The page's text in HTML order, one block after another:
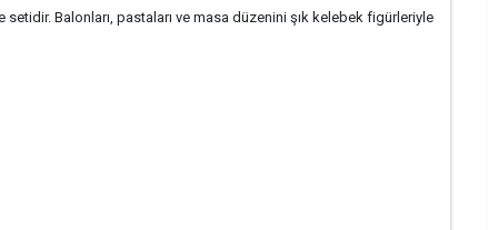
Balonları, pastaları ve masa düzenini şık kelebek figürleriyle